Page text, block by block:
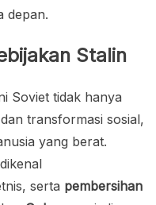
depan.
Stalin
Soviet tidak hanya
transformasi sosial,
yang berat.
serta pembersihan